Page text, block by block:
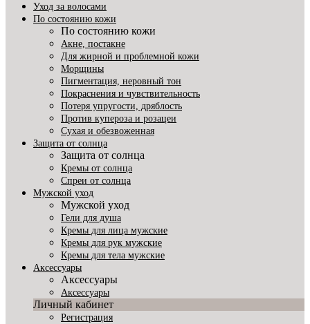
Уход за волосами
По состоянию кожи
По состоянию кожи
Акне, постакне
Для жирной и проблемной кожи
Морщины
Пигментация, неровный тон
Покраснения и чувствительность
Потеря упругости, дряблость
Против купероза и розацеи
Сухая и обезвоженная
Защита от солнца
Защита от солнца
Кремы от солнца
Спреи от солнца
Мужской уход
Мужской уход
Гели для душа
Кремы для лица мужские
Кремы для рук мужские
Кремы для тела мужские
Аксессуары
Аксессуары
Аксессуары
Личный кабинет
Регистрация